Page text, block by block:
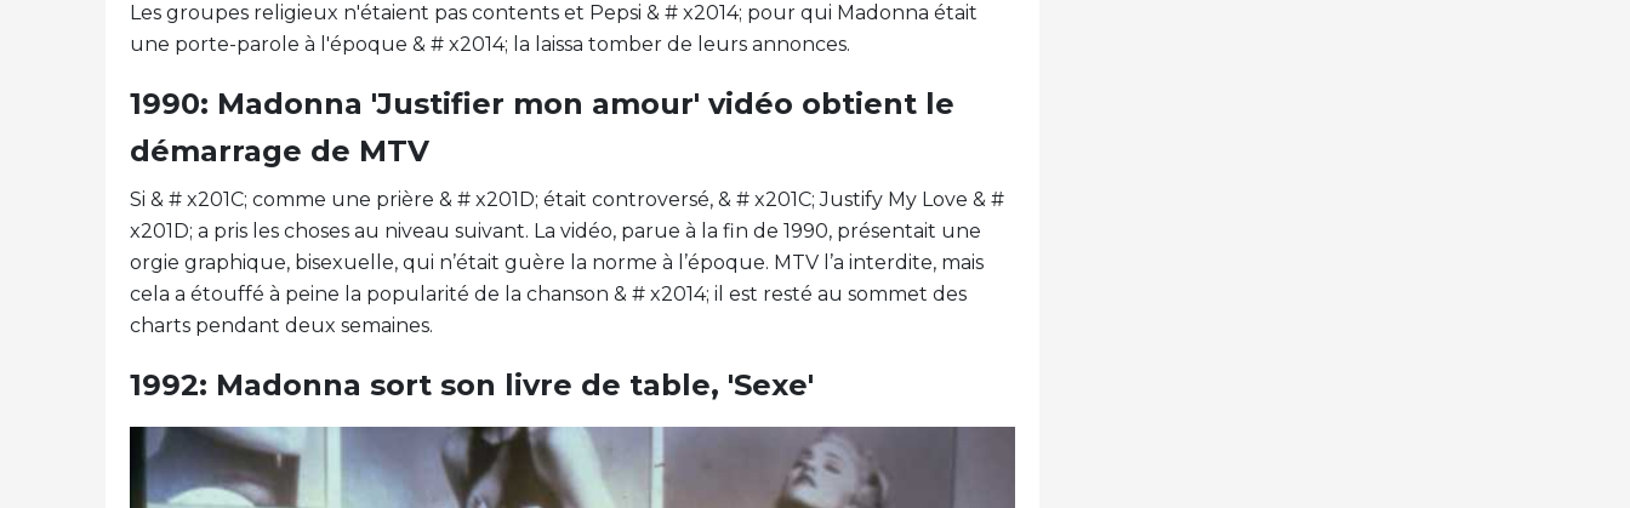
Les groupes religieux n'étaient pas contents et Pepsi & # x2014; pour qui Madonna était
une porte-parole à l'époque & # x2014; la laissa tomber de leurs annonces.
1990: Madonna 'Justifier mon amour' vidéo obtient le
démarrage de MTV
Si & # x201C; comme une prière & # x201D; était controversé, & # x201C; Justify My Love & #
x201D; a pris les choses au niveau suivant. La vidéo, parue à la fin de 1990, présentait une
orgie graphique, bisexuelle, qui n’était guère la norme à l’époque. MTV l’a interdite, mais
cela a étouffé à peine la popularité de la chanson & # x2014; il est resté au sommet des
charts pendant deux semaines.
1992: Madonna sort son livre de table, 'Sexe'